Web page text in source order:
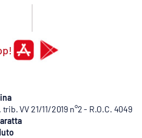
VV 21/11/2019 n°2 - R.O.C. 4049